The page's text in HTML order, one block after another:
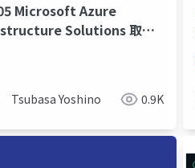
Microsoft Azure
Solutions 取得
Tsubasa Yoshino 0.9K